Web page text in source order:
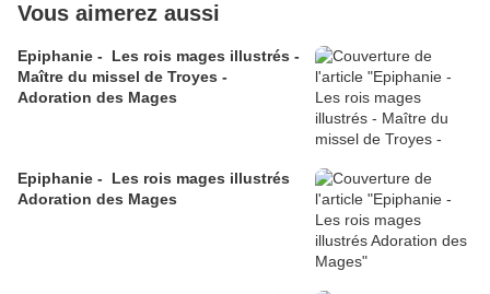
Vous aimerez aussi
Epiphanie - Les rois mages illustrés -
Maître du missel de Troyes​​​​​​​ -
Adoration des Mages
Epiphanie - Les rois mages illustrés ​​​​​​​
Adoration des Mages